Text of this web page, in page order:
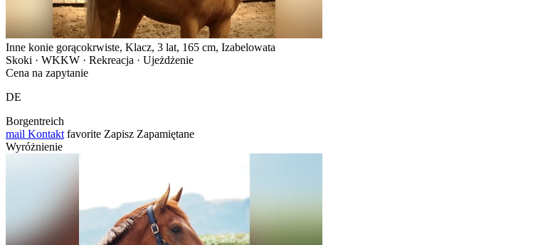
Inne konie gorącokrwiste, Klacz, 3 lat, 165 cm, Izabelowata
Skoki · WKKW · Rekreacja · Ujeżdżenie
Cena na zapytanie
DE
Borgentreich
mail Kontakt favorite Zapisz Zapamiętane
Wyróżnienie